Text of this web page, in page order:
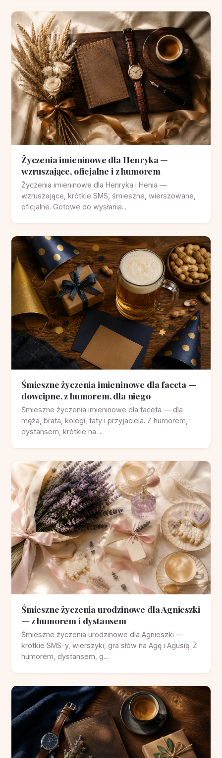
Życzenia imieninowe dla Henryka —
wzruszające, oficjalne i z humorem
Życzenia imieninowe dla Henryka i Henia —
wzruszające, krótkie SMS, śmieszne, wierszowane,
oficjalne. Gotowe do wysłania...
Śmieszne życzenia imieninowe dla faceta —
dowcipne, z humorem, dla niego
Śmieszne życzenia imieninowe dla faceta — dla
męża, brata, kolegi, taty i przyjaciela. Z humorem,
dystansem, krótkie na ...
Śmieszne życzenia urodzinowe dla Agnieszki
— z humorem i dystansem
Śmieszne życzenia urodzinowe dla Agnieszki —
krótkie SMS-y, wierszyki, gra słów na Agę i Agusię. Z
humorem, dystansem, g...